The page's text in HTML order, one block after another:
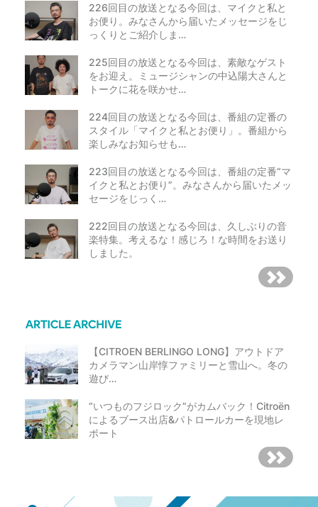
226回目の放送となる今回は、マイクと私と
お便り。みなさんから届いたメッセージをじ
っくりとご紹介しま…
225回目の放送となる今回は、素敵なゲスト
をお迎え。ミュージシャンの中込陽大さんと
トークに花を咲かせ…
224回目の放送となる今回は、番組の定番の
スタイル「マイクと私とお便り」。番組から
楽しみなお知らせも…
223回目の放送となる今回は、番組の定番“マ
イクと私とお便り”。みなさんから届いたメッ
セージをじっく…
222回目の放送となる今回は、久しぶりの音
楽特集。考えるな！感じろ！な時間をお送り
しました。
【CITROEN BERLINGO LONG】アウトドア
カメラマン山岸惇ファミリーと雪山へ。冬の
遊び…
“いつものフジロック”がカムバック！Citroën
によるブース出店&パトロールカーを現地レ
ポート